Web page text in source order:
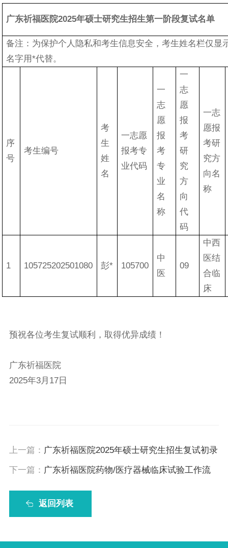
广东祈福医院2025年硕士研究生招生第一阶段复试名单
备注：为保护个人隐私和考生信息安全，考生姓名栏仅显
名字用*代替。
序
号
考生编号
考
生
姓
名
一志愿
报考专
业代码
一
志
愿
报
考
专
业
名
称
一
志
愿
报
考
研
究
方
向
代
码
一志
愿报
考研
究方
向名
称
1 105725202501080 彭* 105700
中
医
09
中西
医结
合临
床
预祝各位考生复试顺利，取得优异成绩！
广东祈福医院
2025年3月17日
上一篇： 广东祈福医院2025年硕士研究生招生复试初录
取名单
下一篇： 广东祈福医院药物/医疗器械临床试验工作流
程指引
返回列表